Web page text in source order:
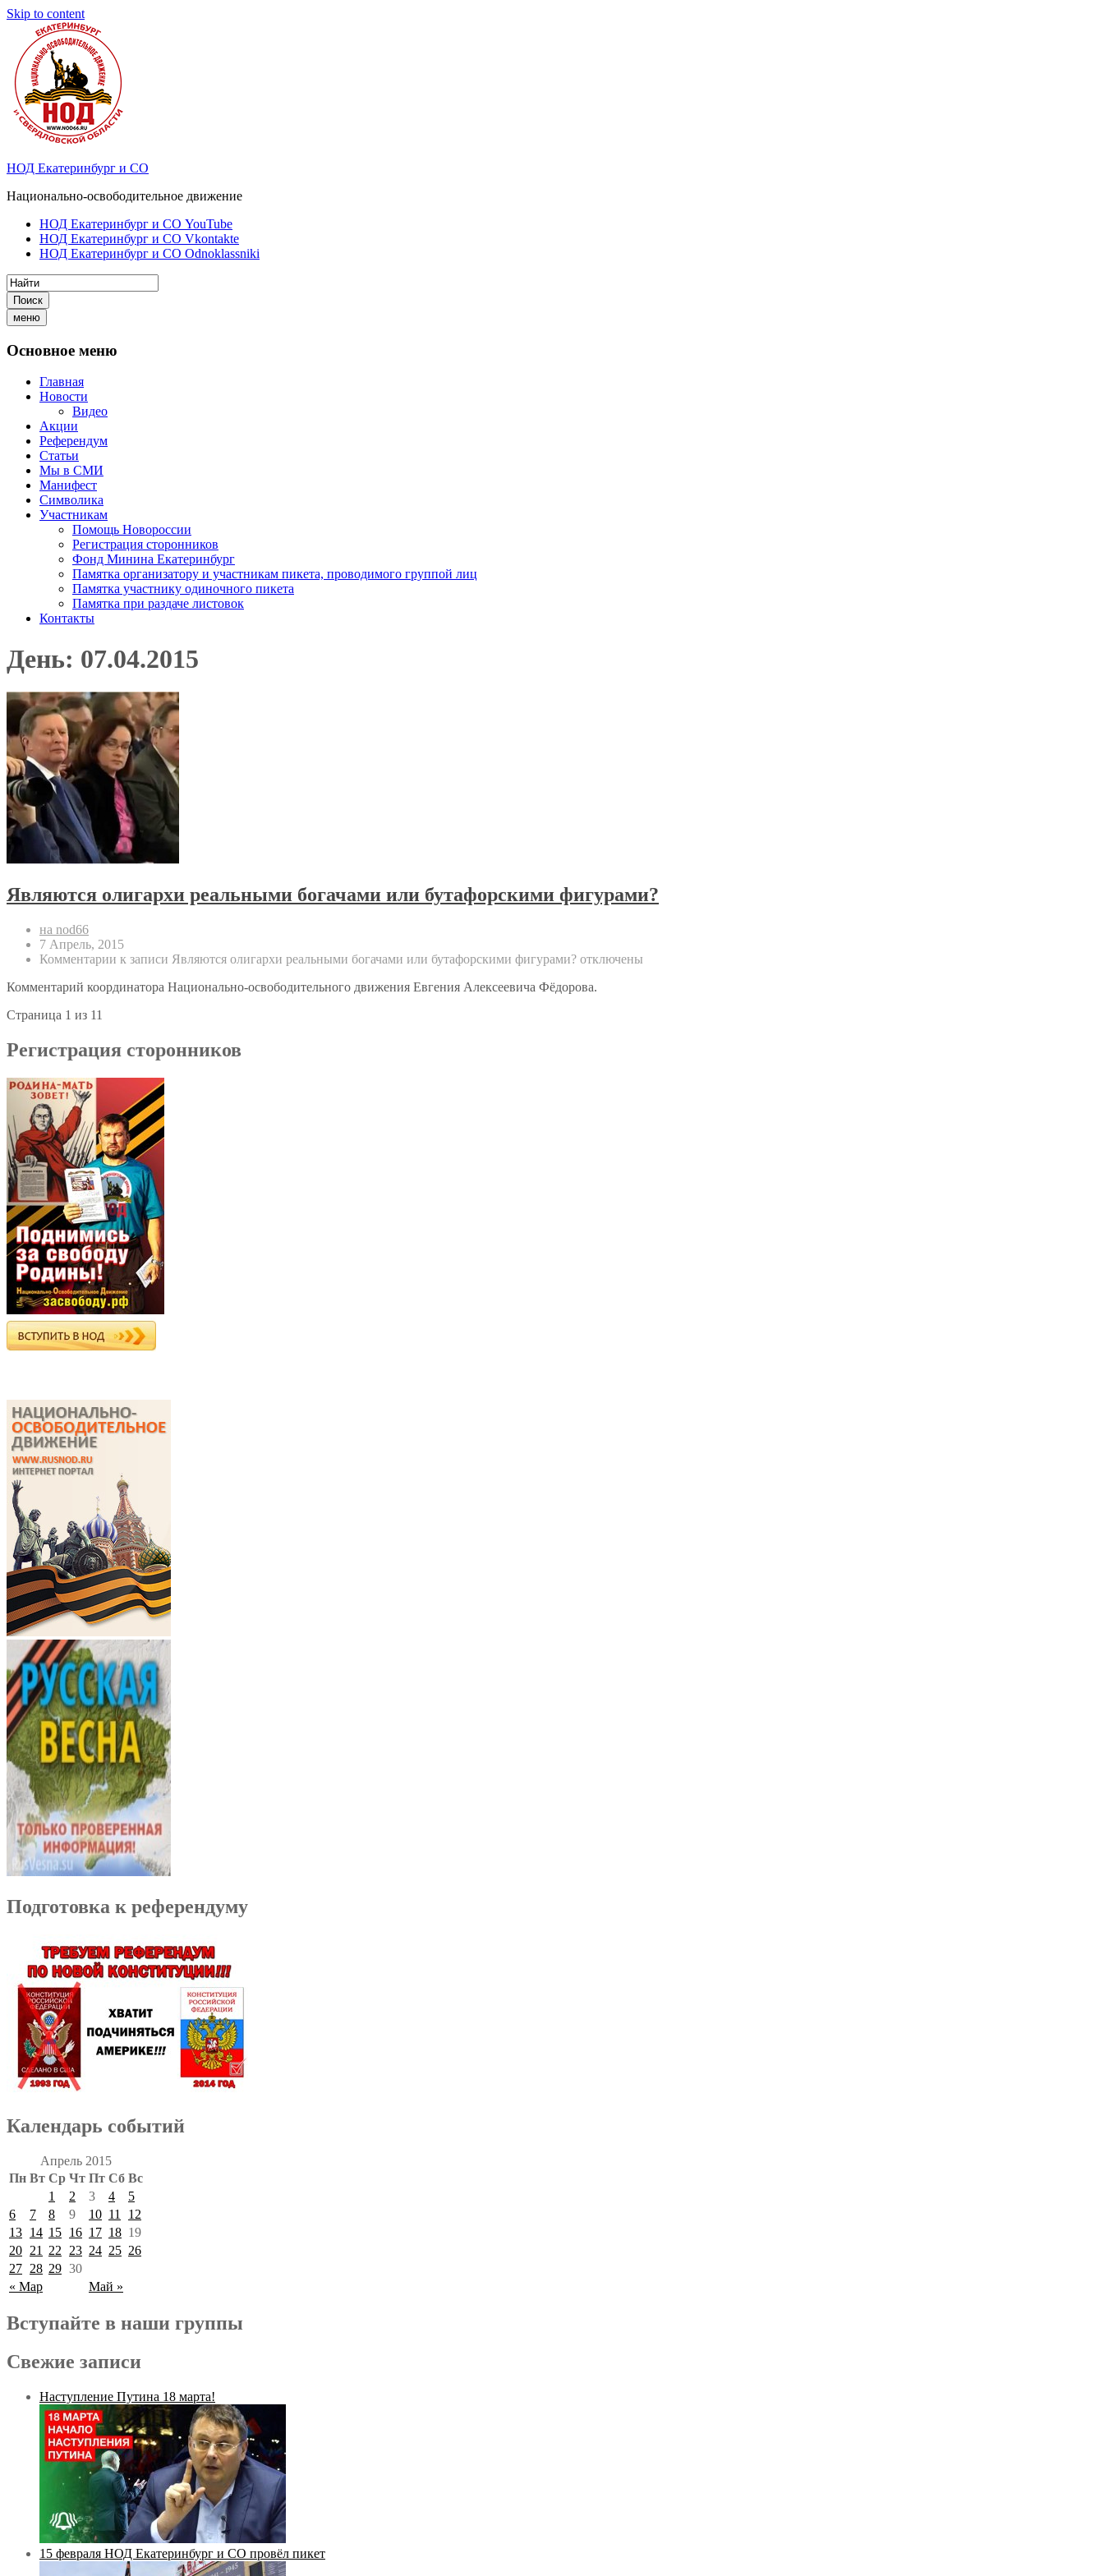
Skip to content
НОД Екатеринбург и СО
Национально-освободительное движение
НОД Екатеринбург и СО YouTube
НОД Екатеринбург и СО Vkontakte
НОД Екатеринбург и СО Odnoklassniki
Поиск
меню
Основное меню
Главная
Новости
Видео
Акции
Референдум
Статьи
Мы в СМИ
Манифест
Символика
Участникам
Помощь Новороссии
Регистрация сторонников
Фонд Минина Екатеринбург
Памятка организатору и участникам пикета, проводимого группой лиц
Памятка участнику одиночного пикета
Памятка при раздаче листовок
Контакты
День: 07.04.2015
Являются олигархи реальными богачами или бутафорскими фигурами?
на nod66
7 Апрель, 2015
Комментарии к записи Являются олигархи реальными богачами или бутафорскими фигурами? отключены
Комментарий координатора Национально-освободительного движения Евгения Алексеевича Фёдорова.
Страница 1 из 11
Регистрация сторонников
Подготовка к референдуму
Календарь событий
Апрель 2015
Пн Вт Ср Чт Пт Сб Вс
« Мар Май »
1 2 3 4
5
6
7 8 9 10 11
12
13 14 15 16 17 18 19
20 21 22 23 24 25 26
27 28 29 30
Вступайте в наши группы
Свежие записи
Наступление Путина 18 марта!
15 февраля НОД Екатеринбург и СО провёл пикет